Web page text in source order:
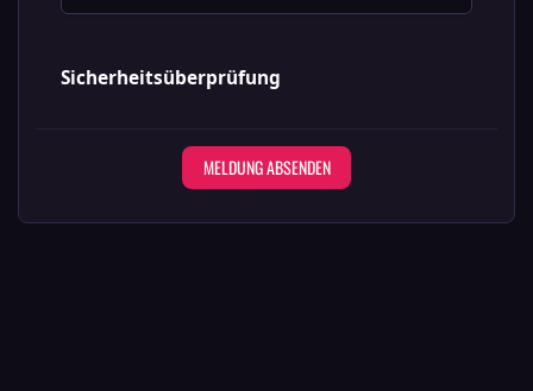
Sicherheitsüberprüfung
MELDUNG ABSENDEN